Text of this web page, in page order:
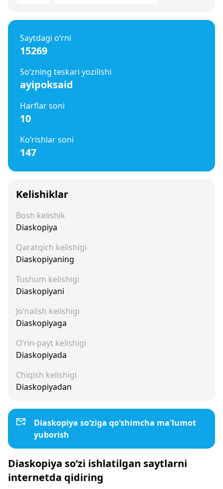
Saytdagi o‘rni
15269
So‘zning teskari yozilishi
ayipoksaid
Harflar soni
10
Ko‘rishlar soni
147
Kelishiklar
Bosh kelishik
Diaskopiya
Qaratqich kelishigi
Diaskopiyaning
Tushum kelishigi
Diaskopiyani
Jo‘nalish kelishigi
Diaskopiyaga
O‘rin-payt kelishigi
Diaskopiyada
Chiqish kelishigi
Diaskopiyadan
Diaskopiya so‘ziga qo‘shimcha ma'lumot
yuborish
Diaskopiya so‘zi ishlatilgan saytlarni
internetda qidiring